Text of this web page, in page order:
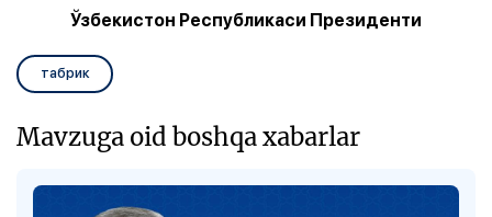
Ўзбекистон Республикаси Президенти
табрик
Mavzuga oid boshqa xabarlar